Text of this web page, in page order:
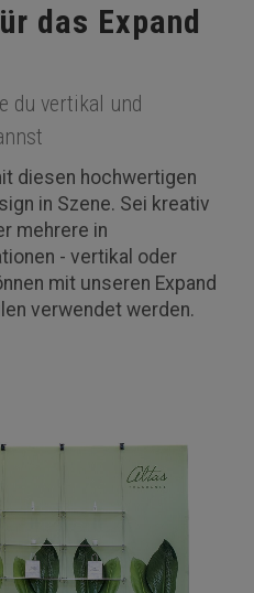
das Expand
du vertikal und
diesen hochwertigen
in Szene. Sei kreativ
mehrere in
- vertikal oder
mit unseren Expand
verwendet werden.